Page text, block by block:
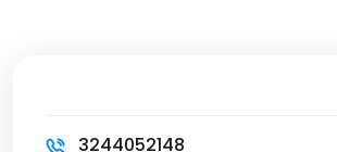
3244052148